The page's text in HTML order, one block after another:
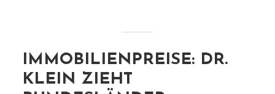
IMMOBILIENPREISE: DR.
KLEIN ZIEHT